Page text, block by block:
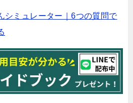
シミュレーター｜6つの質問で